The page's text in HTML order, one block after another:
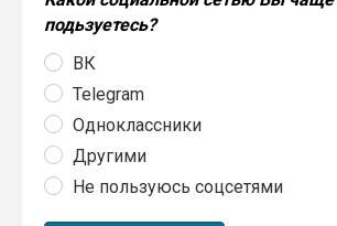
подьзуетесь?
ВК
Telegram
Одноклассники
Другими
Не пользуюсь соцсетями